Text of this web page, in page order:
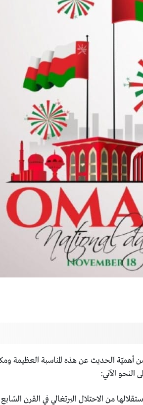
أهميّة الحديث عن هذه المناسبة العظيمة
النحو الآتي:
من الاحتلال البرتغالي في القرن